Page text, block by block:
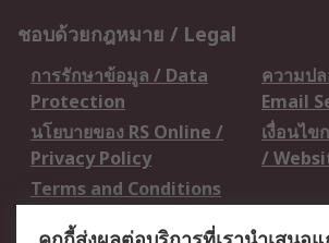
ชอบด้วยกฎหมาย / Legal
การรักษาข้อมูล / Data
Protection
ความป
Email
นโยบายของ RS Online /
Privacy Policy
เงื่อนไข
/
Terms and Conditions